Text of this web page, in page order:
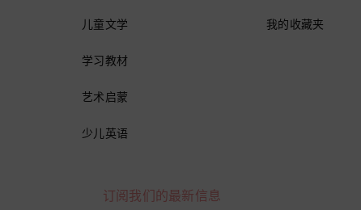
儿童文学
学习教材
艺术启蒙
少儿英语
我的收藏夹
订阅我们的最新信息